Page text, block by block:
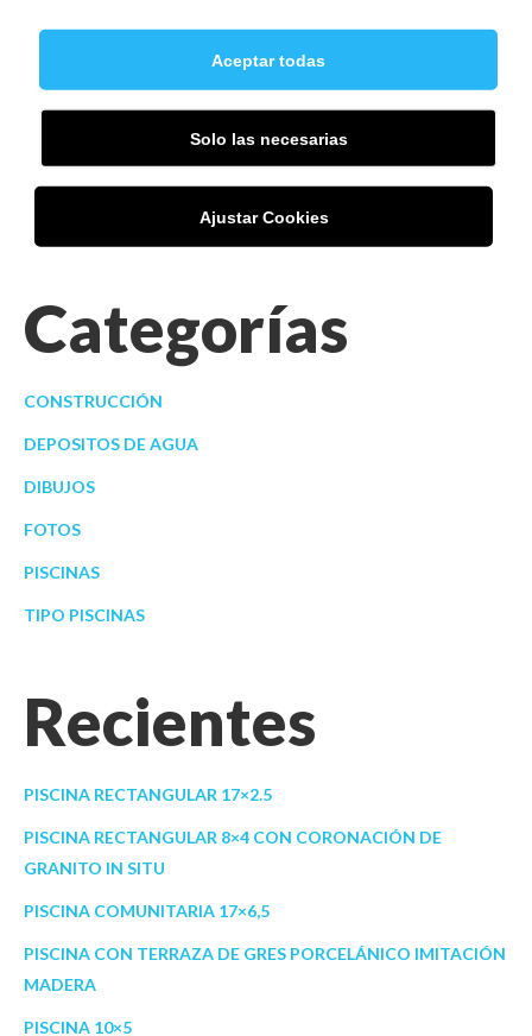
Sed blandit massa vel
Categorías
CONSTRUCCIÓN
DEPOSITOS DE AGUA
DIBUJOS
FOTOS
PISCINAS
TIPO PISCINAS
Recientes
PISCINA RECTANGULAR 17×2.5
PISCINA RECTANGULAR 8×4 CON CORONACIÓN DE
GRANITO IN SITU
PISCINA COMUNITARIA 17×6,5
PISCINA CON TERRAZA DE GRES PORCELÁNICO IMITACIÓN
MADERA
PISCINA 10×5
Aceptar todas
Solo las necesarias
Ajustar Cookies